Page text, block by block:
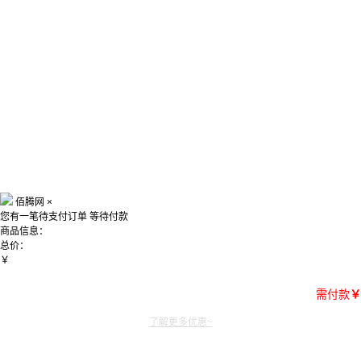
佰腾网 ×
您有一笔待支付订单 等待付款
商品信息：
总价：
￥
需付款￥
了解更多优惠~